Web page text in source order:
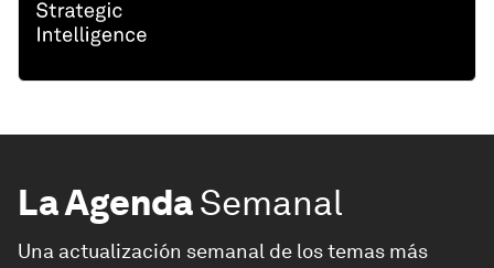
La AgendaSemanal
Una actualización semanal de los temas más